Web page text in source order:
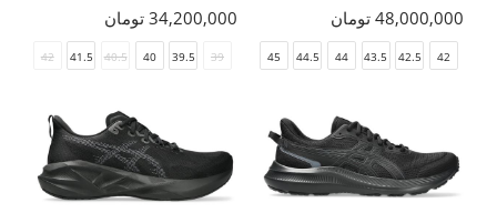
48,000,000 تومان
42
42.5
43.5
44
44.5
45
34,200,000 تومان
39
39.5
40
40.5
41.5
42